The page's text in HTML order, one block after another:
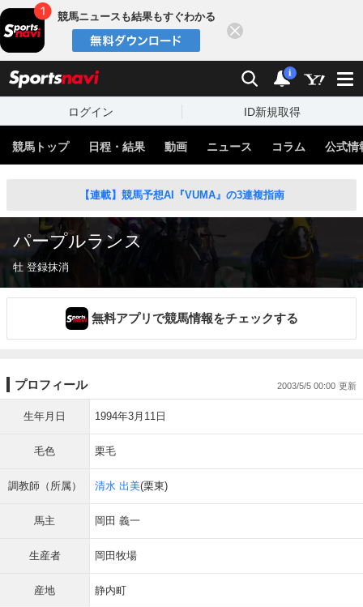
競馬ニュースも結果もすぐわかる
検索 通知
i
ログイン ID新規取得
競馬トップ 日程・結果 動画 ニュース コラム 公式情
【連載】競馬予想AI『VUMA』の3連複指南
パープルランス
牡 登録抹消
無料アプリで競馬情報をチェックする
プロフィール 2003/5/5 00:00
生年月日 1994年3月11日
毛色 栗毛
調教師（所属） 清水 出美(栗東)
馬主 岡田 義一
生産者 岡田牧場
産地 静内町